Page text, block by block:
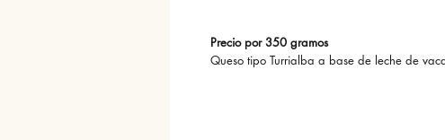
Precio por 350 gramos
Queso tipo Turrialba a base de leche de